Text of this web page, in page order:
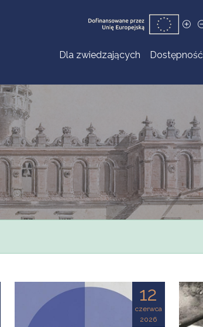
Dla zwiedzających Dostępność
12
czerwca
2026